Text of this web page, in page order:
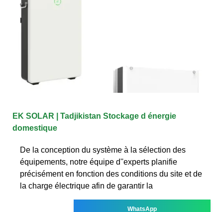
EK SOLAR | Tadjikistan Stockage d énergie
domestique
De la conception du système à la sélection des
équipements, notre équipe d''experts planifie
précisément en fonction des conditions du site et de
la charge électrique afin de garantir la
WhatsApp